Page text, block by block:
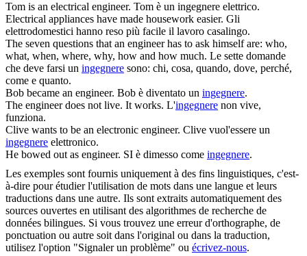
Tom is an electrical engineer. Tom è un ingegnere elettrico.
Electrical appliances have made housework easier. Gli
elettrodomestici hanno reso più facile il lavoro casalingo.
The seven questions that an engineerhas to ask himself are: who,
what, when, where, why, how and how much. Le sette domande
che deve farsi un ingegnere sono: chi, cosa, quando, dove, perché,
come e quanto.
Bob became an engineer. Bob è diventato un ingegnere.
The engineerdoes not live. It works. L'ingegnere non vive,
funziona.
Clive wants to be an electronic engineer. Clive vuol'essere un
ingegnere elettronico.
He bowed out as engineer. SI è dimesso come ingegnere.
Les exemples sont fournis uniquement à des fins linguistiques, c'est-
à-dire pour étudier l'utilisation de mots dans une langue et leurs
traductions dans une autre. Ils sont extraits automatiquement des
sources ouvertes en utilisant des algorithmes de recherche de
données bilingues. Si vous trouvez une erreur d'orthographe, de
ponctuation ou autre soit dans l'original ou dans la traduction,
utilisez l'option "Signaler un problème" ou écrivez-nous.